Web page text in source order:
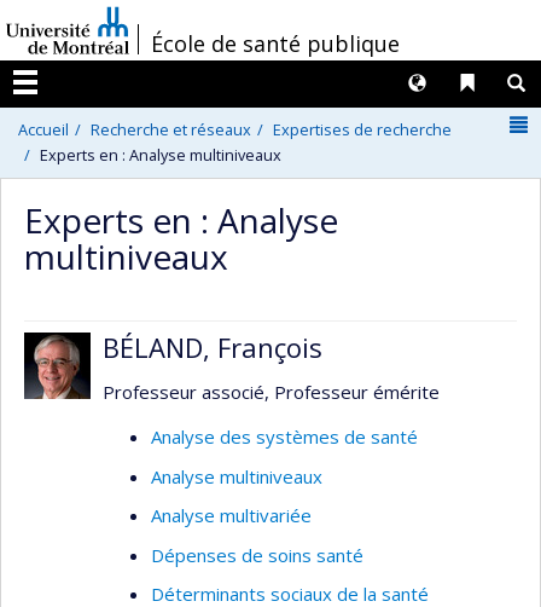
au
contenu
/École de santé publique
Menu
Liens
Langues
Accueil Recherche et réseaux
Expertises de recherche
Experts en : Analyse multiniveaux
Experts en : Analyse
multiniveaux
BÉLAND, François
Professeur associé, Professeur émérite
Analyse des systèmes de santé
Analyse multiniveaux
Analyse multivariée
Dépenses de soins santé
Déterminants sociaux de la santé